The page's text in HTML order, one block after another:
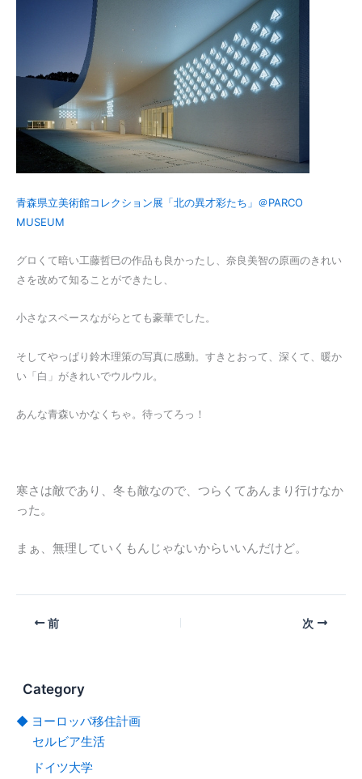
青森県立美術館コレクション展「北の異才彩たち」＠PARCO
MUSEUM
グロくて暗い工藤哲巳の作品も良かったし、奈良美智の原画のきれい
さを改めて知ることができたし、
小さなスペースながらとても豪華でした。
そしてやっぱり鈴木理策の写真に感動。すきとおって、深くて、暖か
い 「白」がきれいでウルウル。
あんな青森いかなくちゃ。待ってろっ！
寒さは敵であり、冬も敵なので、つらくてあんまり行けなか
った。
まぁ、無理していくもんじゃないからいいんだけど。
前 次
Category
◆ ヨーロッパ移住計画
セルビア生活
ドイツ大学